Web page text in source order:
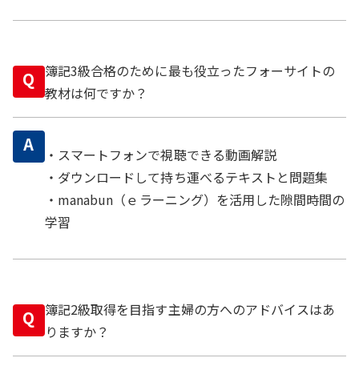
Q
簿記3級合格のために最も役立ったフォーサイトの
教材は何ですか？
A
・スマートフォンで視聴できる動画解説
・ダウンロードして持ち運べるテキストと問題集
・manabun（ｅラーニング）を活用した隙間時間の
学習
Q
簿記2級取得を目指す主婦の方へのアドバイスはあ
りますか？